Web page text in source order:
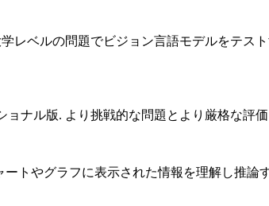
レベルの問題でビジョン言語モデルをテス
ョナル版. より挑戦的な問題とより厳格な評
ートやグラフに表示された情報を理解し推論